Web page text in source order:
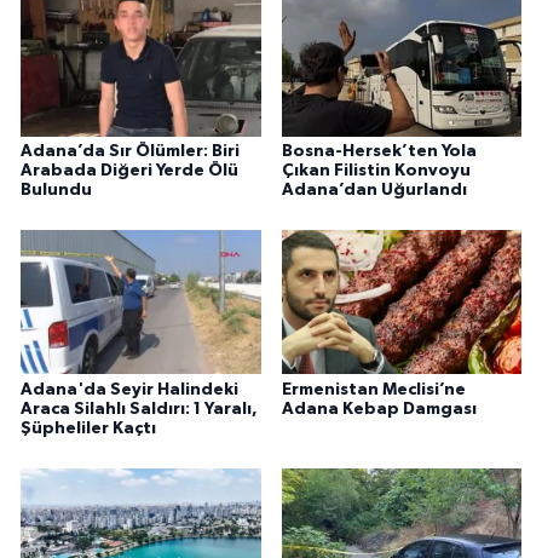
Adana’da Sır Ölümler: Biri
Arabada Diğeri Yerde Ölü
Bulundu
Bosna-Hersek’ten Yola
Çıkan Filistin Konvoyu
Adana’dan Uğurlandı
Adana'da Seyir Halindeki
Araca Silahlı Saldırı: 1 Yaralı,
Şüpheliler Kaçtı
Ermenistan Meclisi’ne
Adana Kebap Damgası